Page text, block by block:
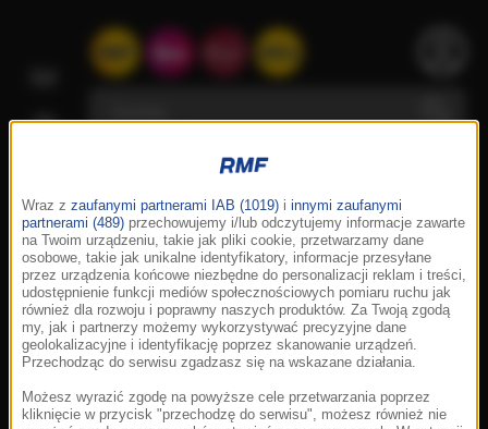
Wraz z zaufanymi partnerami IAB (1019) i innymi zaufanymi
partnerami (489) przechowujemy i/lub odczytujemy informacje zawarte
na Twoim urządzeniu, takie jak pliki cookie, przetwarzamy dane
osobowe, takie jak unikalne identyfikatory, informacje przesyłane
przez urządzenia końcowe niezbędne do personalizacji reklam i treści,
udostępnienie funkcji mediów społecznościowych pomiaru ruchu jak
również dla rozwoju i poprawny naszych produktów. Za Twoją zgodą
my, jak i partnerzy możemy wykorzystywać precyzyjne dane
geolokalizacyjne i identyfikację poprzez skanowanie urządzeń.
Przechodząc do serwisu zgadzasz się na wskazane działania.
Możesz wyrazić zgodę na powyższe cele przetwarzania poprzez
kliknięcie w przycisk "przechodzę do serwisu", możesz również nie